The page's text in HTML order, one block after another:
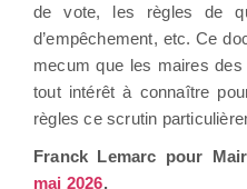
de vote, les règles de
d’empêchement, etc. Ce
mecum que les maires
tout intérêt à connaître
règles ce scrutin
Franck Lemarc pour
mai 2026.